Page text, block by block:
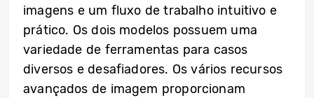
imagens e um fluxo de trabalho intuitivo e
prático. Os dois modelos possuem uma
variedade de ferramentas para casos
diversos e desafiadores. Os vários recursos
avançados de imagem proporcionam